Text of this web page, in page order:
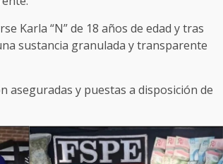
Karla “N” de 18 años de edad y tras
sustancia granulada y transparente
aseguradas y puestas a disposición de